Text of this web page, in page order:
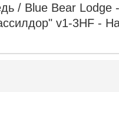
/ Blue Bear Lodge
v1-3HF -